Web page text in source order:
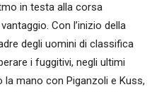
in testa alla corsa
Con l’inizio della
degli uomini di classifica
i fuggitivi, negli ultimi
mano con Piganzoli e Kuss,